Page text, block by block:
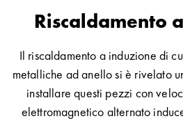
Riscaldamento
Il riscaldamento a induzione di
metalliche ad anello si è rivelato
installare questi pezzi con
elettromagnetico alternato